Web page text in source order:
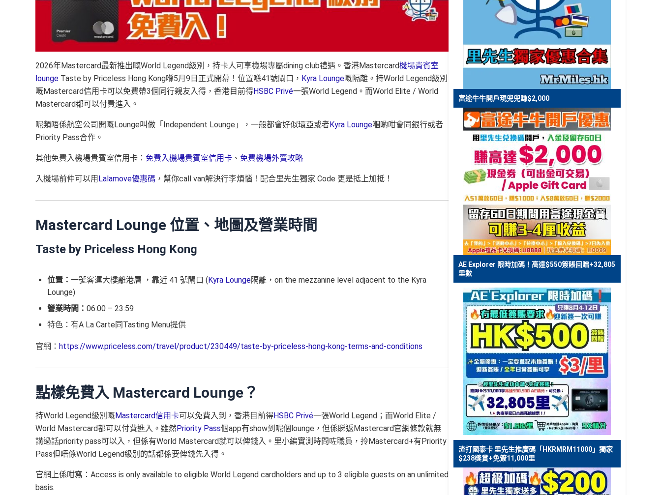
2026年Mastercard最新推出嘅World Legend級別，持卡人可享機場專屬dining club禮遇。香港Mastercard機場貴賓室
lounge Taste by Priceless Hong Kong喺5月9日正式開幕！位置喺41號閘口， Kyra Lounge嘅隔離。持World Legend級別
嘅Mastercard信用卡可以免費帶3個同行親友入得，香港目前得HSBC Privé一張World Legend。而World Elite / World
Mastercard都可以付費進入。
呢類唔係航空公司開嘅Lounge叫做「Independent Lounge」，一般都會好似環亞或者Kyra Lounge嗰啲咁會同銀行或者
Priority Pass合作。
其他免費入機場貴賓室信用卡： 免費入機場貴賓室信用卡 、 免費機場外賣攻略
入機場前仲可以用 Lalamove優惠碼 ，幫你call van解決行李煩惱！配合里先生獨家 Code 更是抵上加抵！
Mastercard Lounge 位置、地圖及營業時間
Taste by Priceless Hong Kong
位置： 一號客運大樓離港層 ，靠近 41 號閘口 ( Kyra Lounge隔離，on the mezzanine level adjacent to the Kyra
Lounge)
營業時間： 06:00 – 23:59
特色：有A La Carte同Tasting Menu提供
官網： https://www.priceless.com/travel/product/230449/taste-by-priceless-hong-kong-terms-and-conditions
點樣免費入 Mastercard Lounge？
持World Legend級別嘅Mastercard信用卡可以免費入到，香港目前得HSBC Privé一張World Legend；而World Elite /
World Mastercard都可以付費進入。雖然Priority Pass個app有show到呢個lounge，但係睇返Mastercard官網條款就無
講過話priority pass可以入，但係有World Mastercard就可以俾錢入。里小編實測時問咗職員，拎Mastercard+有Priority
Pass但唔係World Legend級別的話都係要俾錢先入得。
官網上係咁寫：Access is only available to eligible World Legend cardholders and up to 3 eligible guests on an unlimited
basis.
富途牛牛開戶現兜兜賺$2,000
AE Explorer 限時加碼！高達$550簽賬回贈+32,805
里數
渣打國泰卡 里先生推廣碼「HKRMRM11000」獨家
$238獎賞+免簽11,000里